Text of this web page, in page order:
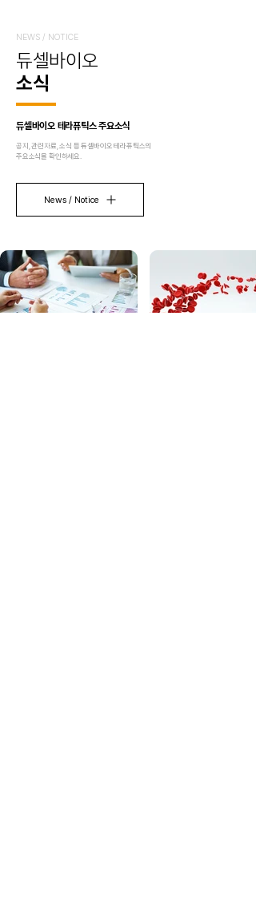
NEWS / NOTICE
듀셀바이오
소식
듀셀바이오 테라퓨틱스 주요소식
공지, 관련자료, 소식 등 듀셀바이오 테라퓨틱스의
주요소식을 확인하세요.
News / Notice